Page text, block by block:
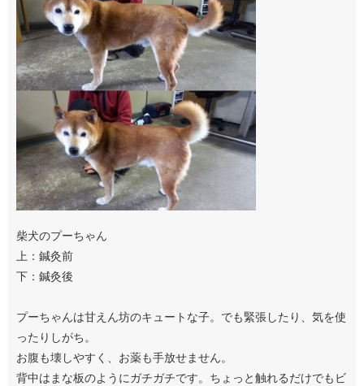
柴犬のプーちゃん
上：鍼灸前
下：鍼灸後
プーちゃんは甘えん坊のキュートな子。でも緊張したり、気を使
ったりしがち。
お腹も壊しやすく、お薬も手放せません。
背中はまな板のようにガチガチです。ちょっと触れるだけでもビ